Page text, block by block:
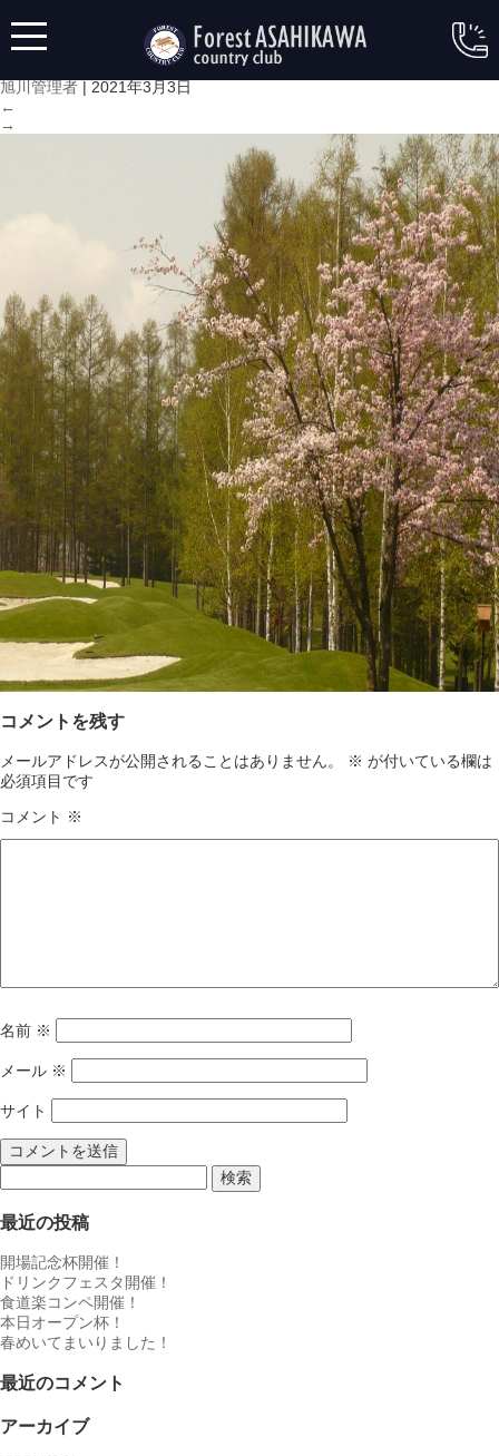
P1000175| ←P1000175
旭川管理者 |2021年3月3日
←
→
コメントを残す
メールアドレスが公開されることはありません。 ※ が付いている欄は
必須項目です
コメント ※
名前 ※
メール ※
サイト
索:
最近の投稿
開場記念杯開催！
ドリンクフェスタ開催！
食道楽コンペ開催！
本日オープン杯！
春めいてまいりました！
最近のコメント
アーカイブ